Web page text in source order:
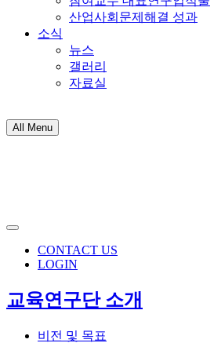
산업사회문제해결 성과
소식
뉴스
갤러리
자료실
All Menu
CONTACT US
LOGIN
교육연구단 소개
비전 및 목표